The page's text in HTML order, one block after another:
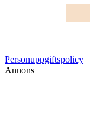
Personuppgiftspolicy
Annons